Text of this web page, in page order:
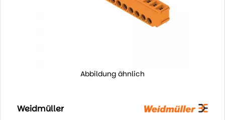
Abbildung ähnlich
Weidmüller